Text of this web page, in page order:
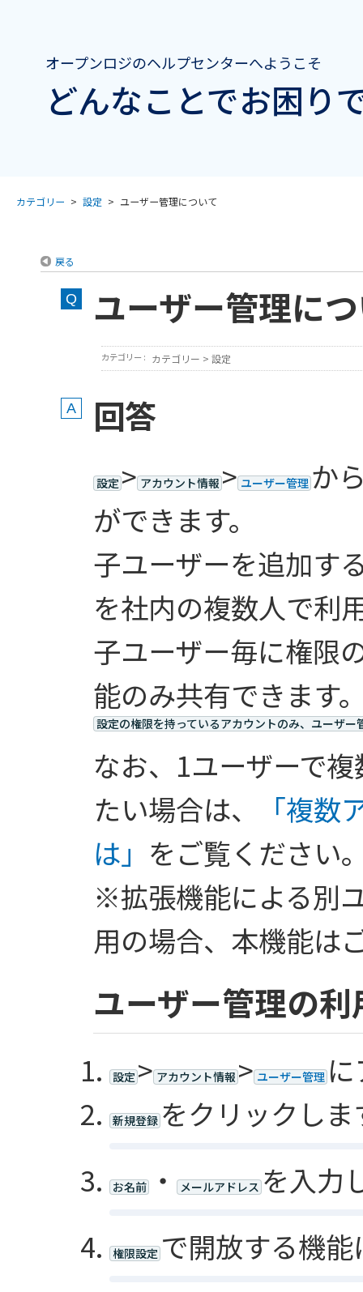
オープンロジのヘルプセンターへようこそ
どんなことでお困り
カテゴリー > 設定 > ユーザー管理について
戻る
ユーザー管理に
カテゴリー : カテゴリー > 設定
回答
設定 > アカウント情報 > ユーザー管理 か
ができます。
子ユーザーを追加す
を社内の複数人で利
子ユーザー毎に権限
能のみ共有できます
設定の権限を持っているアカウントのみ、ユーザー
なお、1ユーザーで
たい場合は、
「複
は」 をご覧ください
※拡張機能による別
用の場合、本機能は
ユーザー管理の
設定 > アカウント情報 > ユーザー管理
新規登録 をクリックしま
お名前 ・ メールアドレス を入力
権限設定 で開放する機